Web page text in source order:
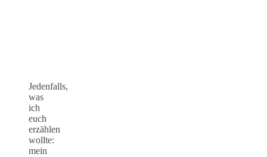
Jedenfalls,
was
ich
euch
erzählen
wollte:
mein